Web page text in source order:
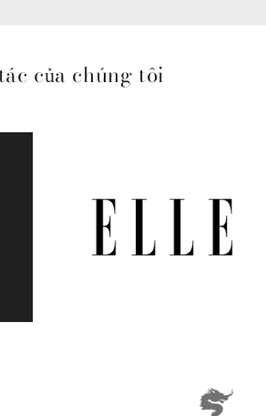
của chúng tôi